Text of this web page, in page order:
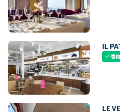
IL
check價
LE